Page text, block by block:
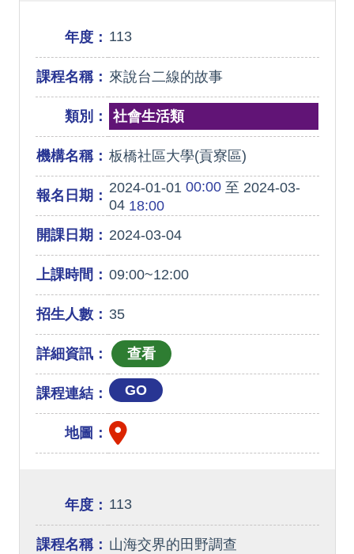
年度： 113
課程名稱： 來說台二線的故事
類別： 社會生活類
機構名稱： 板橋社區大學(貢寮區)
報名日期： 2024-01-01 00:00至 2024-03-
0418:00
開課日期： 2024-03-04
上課時間： 09:00~12:00
招生人數： 35
詳細資訊：
課程連結： GO
地圖：
年度： 113
課程名稱： 山海交界的田野調查